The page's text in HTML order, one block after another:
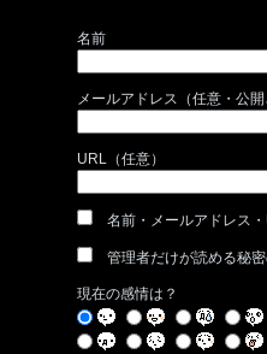
名前
メールアドレス（任意・公開
URL（任意）
名前・メールアドレス
管理者だけが読める秘
現在の感情は？